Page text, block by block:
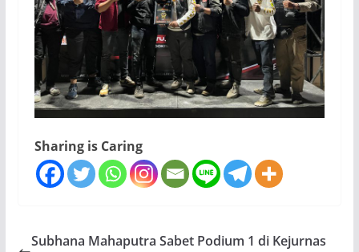
Sharing is Caring
Subhana Mahaputra Sabet Podium 1 di Kejurnas